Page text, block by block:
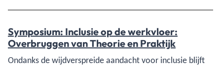
Symposium: Inclusie op de werkvloer:
Overbruggen van Theorie en Praktijk
Ondanks de wijdverspreide aandacht voor inclusie blijft